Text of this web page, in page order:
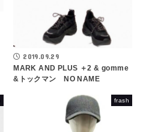
2019.09.29
MARK AND PLUS ＋2 & gomme
&トックマン NO NAME
frash